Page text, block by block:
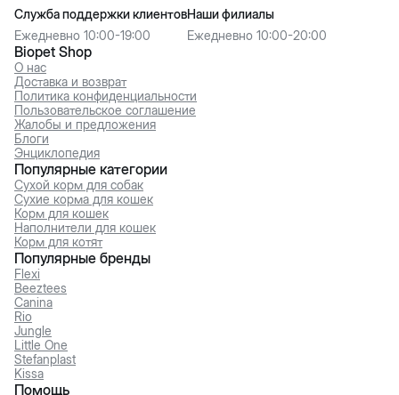
Biopet Shop
О нас
Доставка и возврат
Политика конфиденциальности
Пользовательское соглашение
Жалобы и предложения
Блоги
Энциклопедия
Служба поддержки клиентов
Ежедневно 10:00-19:00
Наши филиалы
Ежедневно 10:00-20:00
Популярные категории
Сухой корм для собак
Сухие корма для кошек
Корм для кошек
Наполнители для кошек
Корм для котят
Популярные бренды
Flexi
Beeztees
Canina
Rio
Jungle
Little One
Stefanplast
Kissa
Помощь